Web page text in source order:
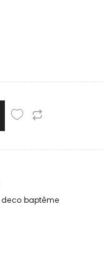
deco baptême